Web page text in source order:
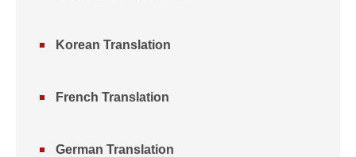
Korean Translation
French Translation
German Translation